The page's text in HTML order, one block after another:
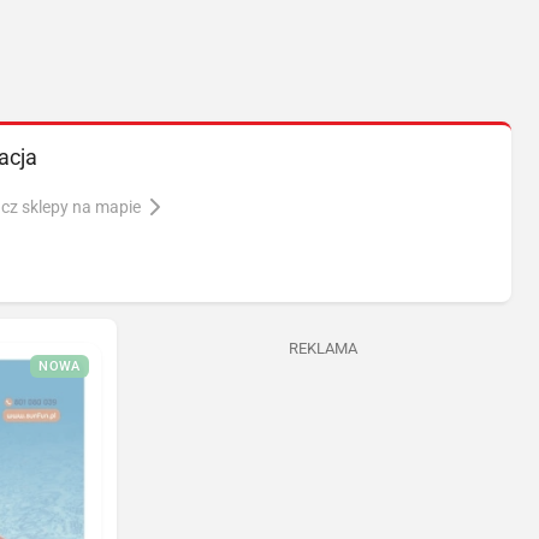
sklepy na mapie
NOWA
REKLAMA